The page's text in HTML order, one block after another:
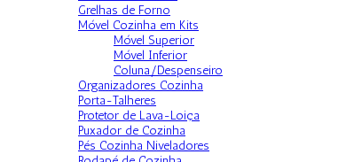
Grelhas de Forno
Móvel Cozinha em Kits
Móvel Superior
Móvel Inferior
Coluna/Despenseiro
Organizadores Cozinha
Porta-Talheres
Protetor de Lava-Loiça
Puxador de Cozinha
Pés Cozinha Niveladores